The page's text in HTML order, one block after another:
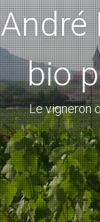
André
bio
Le vigneron